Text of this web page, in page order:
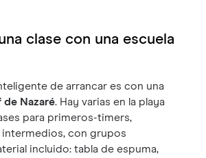
clase con una escuela
de arrancar es con una
de Nazaré. Hay varias en la playa
para primeros-timers,
con grupos
incluido: tabla de espuma,